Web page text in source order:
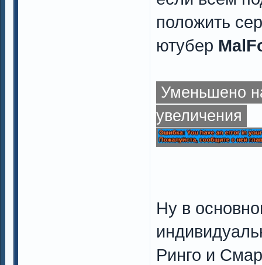
положить
ютубер
Уменьшено
увеличения
Ну в
Ринго и